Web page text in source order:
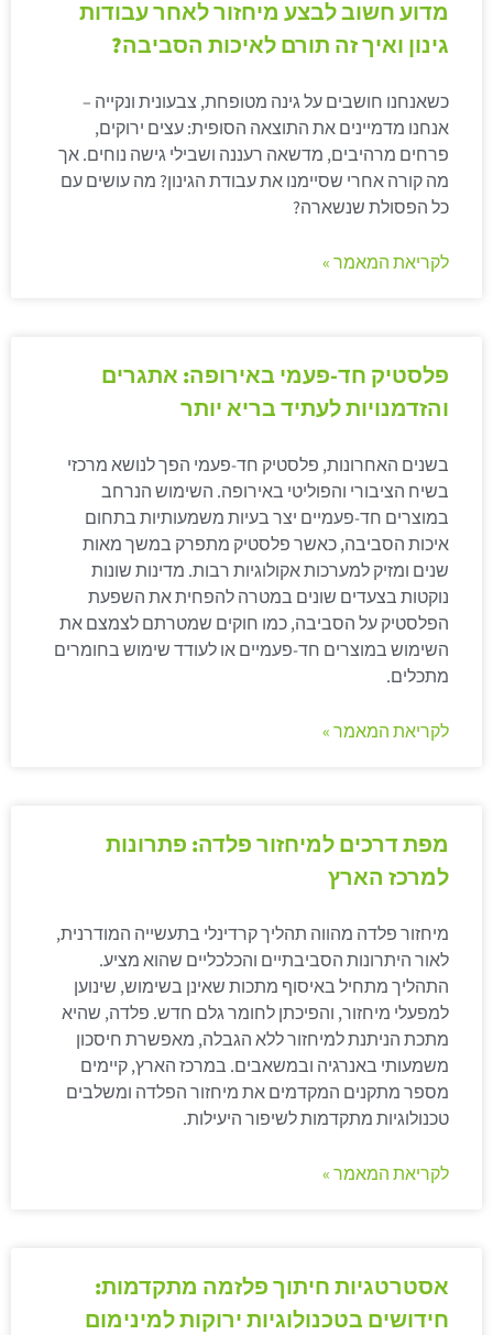
מדוע חשוב לבצע מיחזור לאחר עבודות
גינון ואיך זה תורם לאיכות הסביבה?
כשאנחנו חושבים על גינה מטופחת, צבעונית ונקייה –
אנחנו מדמיינים את התוצאה הסופית: עצים ירוקים,
פרחים מרהיבים, מדשאה רעננה ושבילי גישה נוחים. אך
מה קורה אחרי שסיימנו את עבודת הגינון? מה עושים עם
כל הפסולת שנשארה?
לקריאת המאמר »
פלסטיק חד-פעמי באירופה: אתגרים
והזדמנויות לעתיד בריא יותר
בשנים האחרונות, פלסטיק חד-פעמי הפך לנושא מרכזי
בשיח הציבורי והפוליטי באירופה. השימוש הנרחב
במוצרים חד-פעמיים יצר בעיות משמעותיות בתחום
איכות הסביבה, כאשר פלסטיק מתפרק במשך מאות
שנים ומזיק למערכות אקולוגיות רבות. מדינות שונות
נוקטות בצעדים שונים במטרה להפחית את השפעת
הפלסטיק על הסביבה, כמו חוקים שמטרתם לצמצם את
השימוש במוצרים חד-פעמיים או לעודד שימוש בחומרים
מתכלים.
לקריאת המאמר »
מפת דרכים למיחזור פלדה: פתרונות
למרכז הארץ
מיחזור פלדה מהווה תהליך קרדינלי בתעשייה המודרנית,
לאור היתרונות הסביבתיים והכלכליים שהוא מציע.
התהליך מתחיל באיסוף מתכות שאינן בשימוש, שינוען
למפעלי מיחזור, והפיכתן לחומר גלם חדש. פלדה, שהיא
מתכת הניתנת למיחזור ללא הגבלה, מאפשרת חיסכון
משמעותי באנרגיה ובמשאבים. במרכז הארץ, קיימים
מספר מתקנים המקדמים את מיחזור הפלדה ומשלבים
טכנולוגיות מתקדמות לשיפור היעילות.
לקריאת המאמר »
אסטרטגיות חיתוך פלזמה מתקדמות:
חידושים בטכנולוגיות ירוקות למינימום